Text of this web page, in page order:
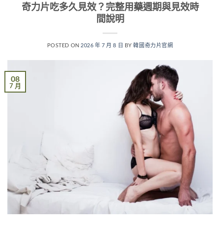
奇力片吃多久見效？完整用藥週期與見效時
間說明
POSTED ON 2026 年 7 月 8 日 BY韓國奇力片官網
08
7 月